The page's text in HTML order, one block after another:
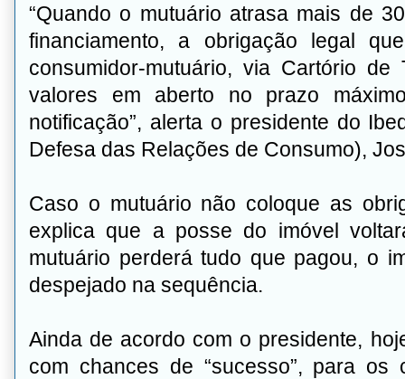
“Quando o mutuário atrasa mais de
financiamento, a obrigação legal
consumidor-mutuário, via Cartório
valores em aberto no prazo
notificação”, alerta o presidente do
Defesa das Relações de Consumo),
Caso o mutuário não coloque as
explica que a posse do imóvel
mutuário perderá tudo que pagou, o
despejado na sequência.
Ainda de acordo com o presidente,
com chances de “sucesso”, para